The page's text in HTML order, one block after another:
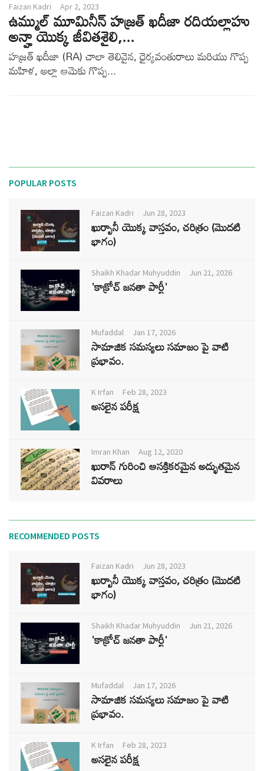
Faizan Kadri Apr 2, 2023
ఉమ్ముల్ మూమినీన్ హజ్రత్ ఖదీజా రదియల్లాహు
అన్హా యొక్క జీవితశైలి,...
హజ్రత్ ఖదీజా (RA) చాలా తెలివైన, ధైర్యవంతురాలు మరియు గొప్ప
మహిళ, అల్లా ఆమెకు గొప్ప...
POPULAR POSTS
Faizan Kadri Jun 28, 2023
ఖుర్బానీ యొక్క వాస్తవం, చరిత్రం (మొదటి
భాగం)
Shaikh Khadar Muhyuddin Jun 21, 2026
'కాక్రోచ్ జనతా పార్టీ'
Mufaddal Jan 17, 2026
సామాజిక సమస్యలు సమాజం పై వాటి
ప్రభావం.
K Irfan Feb 28, 2023
అసలైన పరీక్ష
Imran Khan Aug 12, 2020
ఖురాన్ గురించి ఆసక్తికరమైన అద్భుతమైన
వివరాలు
RECOMMENDED POSTS
Faizan Kadri Jun 28, 2023
ఖుర్బానీ యొక్క వాస్తవం, చరిత్రం (మొదటి
భాగం)
Shaikh Khadar Muhyuddin Jun 21, 2026
'కాక్రోచ్ జనతా పార్టీ'
Mufaddal Jan 17, 2026
సామాజిక సమస్యలు సమాజం పై వాటి
ప్రభావం.
K Irfan Feb 28, 2023
అసలైన పరీక్ష